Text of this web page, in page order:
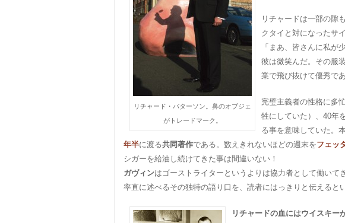
リチャード・パターソン。鼻のオブジェ
がトレードマーク。
リチャードは一部の隙
クタイと対になったサ
「まあ、皆さんに私が
彼は微笑んだ。その服
業で飛び抜けて優秀で
完璧主義者の性格に多
牲にしていた）、40年
る事を意味していた。
年半に渡る共同著作である。数えきれないほどの週末をフェッ
シガーを給油し続けてきた事は間違いない！
ガヴィンはゴーストライターというよりは協力者として働い
率直に述べるその独特の語り口を、読者にはっきりと伝えると
リチャードの血にはウイスキー